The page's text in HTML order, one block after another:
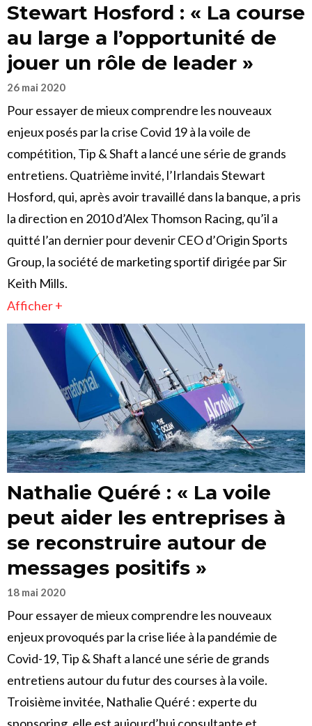
Stewart Hosford : « La course
au large a l’opportunité de
jouer un rôle de leader »
26 mai 2020
Pour essayer de mieux comprendre les nouveaux
enjeux posés par la crise Covid 19 à la voile de
compétition, Tip & Shaft a lancé une série de grands
entretiens. Quatrième invité, l’Irlandais Stewart
Hosford, qui, après avoir travaillé dans la banque, a pris
la direction en 2010 d’Alex Thomson Racing, qu’il a
quitté l’an dernier pour devenir CEO d’Origin Sports
Group, la société de marketing sportif dirigée par Sir
Keith Mills.
Afficher +
Nathalie Quéré : « La voile
peut aider les entreprises à
se reconstruire autour de
messages positifs »
18 mai 2020
Pour essayer de mieux comprendre les nouveaux
enjeux provoqués par la crise liée à la pandémie de
Covid-19, Tip & Shaft a lancé une série de grands
entretiens autour du futur des courses à la voile.
Troisième invitée, Nathalie Quéré : experte du